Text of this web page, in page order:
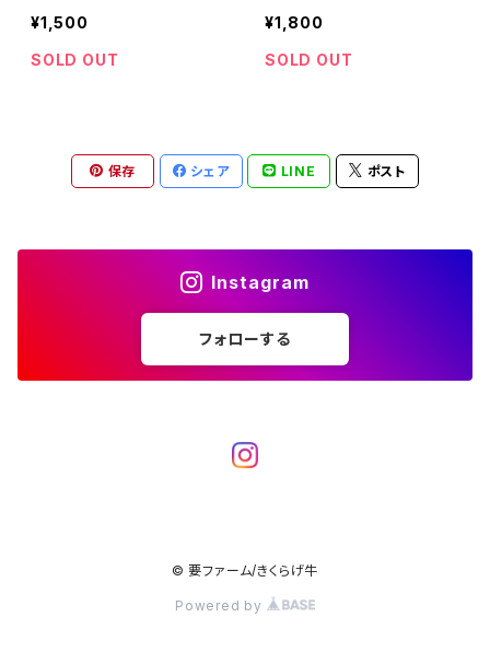
¥1,500
SOLD OUT
¥1,800
SOLD OUT
保存 シェア LINE ポスト
Instagram
フォローする
© 要ファーム/きくらげ牛
Powered by